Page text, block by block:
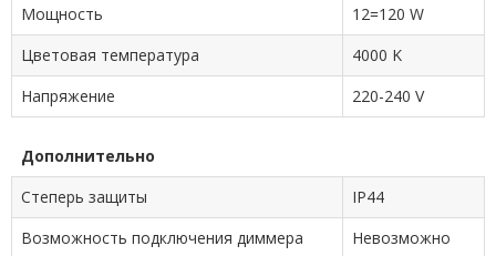
Мощность
12=120 W
Цветовая температура
4000 K
Напряжение
220-240 V
Дополнительно
Степерь защиты
IP44
Возможность подключения диммера
Невозможно